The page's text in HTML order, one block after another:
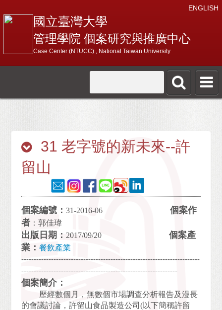
ENGLISH
國立臺灣大學
管理學院 個案研究與推廣中心
Case Center (NTUCC) , National Taiwan University
31 老字號的新未來--許
留山
個案編號：31-2016-06個案作
者 ：郭佳瑋
出版日期：2017/09/20個案產
業：餐飲產業
------------------------------------------------------------------------
---------------------------------------------------------------
個案簡介：
歷經數個月，無數個市場調查分析報告及漫長
的會議討論，許留山食品製造公司(以下簡稱許留